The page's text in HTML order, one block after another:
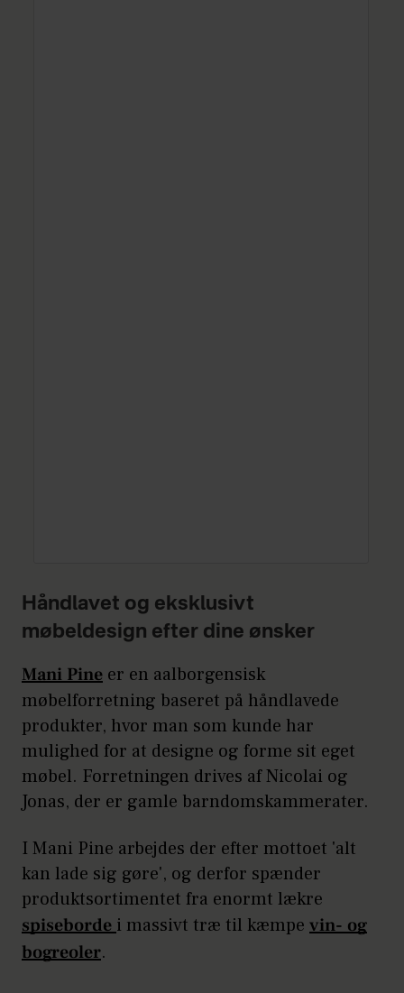
Håndlavet og eksklusivt
møbeldesign efter dine ønsker
Mani Pine er en aalborgensisk
møbelforretning baseret på håndlavede
produkter, hvor man som kunde har
mulighed for at designe og forme sit eget
møbel. Forretningen drives af Nicolai og
Jonas, der er gamle barndomskammerater.
I Mani Pine arbejdes der efter mottoet 'alt
kan lade sig gøre', og derfor spænder
produktsortimentet fra enormt lækre
spiseborde i massivt træ til kæmpe vin- og
bogreoler.